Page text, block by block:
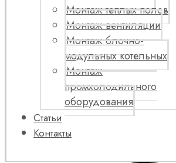
Монтаж теплых полов
Монтаж вентиляции
Монтаж блочно-
модульных котельных
Монтаж
промхолодильного
оборудования
Статьи
Контакты